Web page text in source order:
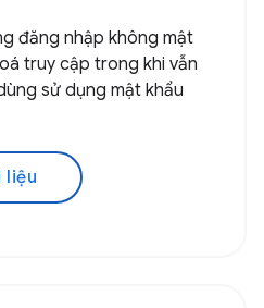
đăng nhập không mật
truy cập trong khi vẫn
sử dụng mật khẩu